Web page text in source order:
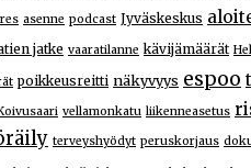
asenne podcast Jyväskeskus
jatke vaaratilanne kävijämäärät
poikkeusreitti näkyvyys espoo
vellamonkatu liikenneasetus
terveyshyödyt peruskorjaus